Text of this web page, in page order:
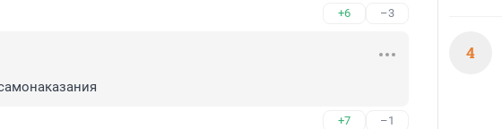
+6 –3
+7 –1
4